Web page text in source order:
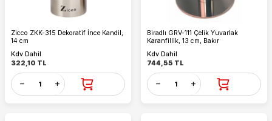
Zicco ZKK-315 Dekoratif İnce Kandil,
14 cm
Kdv Dahil
322,10 TL
Biradlı GRV-111 Çelik Yuvarlak
Karanfillik, 13 cm, Bakır
Kdv Dahil
744,55 TL